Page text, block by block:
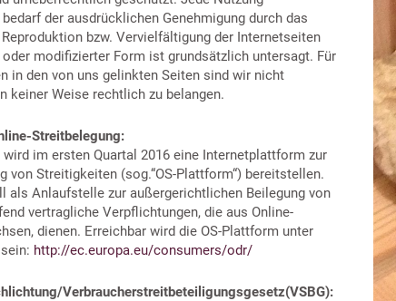
der ausdrücklichen Genehmigung durch das
bzw. Vervielfältigung der Internetseiten
oder modifizierter Form ist grundsätzlich untersagt. Für
in den von uns gelinkten Seiten sind wir nicht
keiner Weise rechtlich zu belangen.
Streitbelegung:
im ersten Quartal 2016 eine Internetplattform zur
von Streitigkeiten (sog.“OS-Plattform“) bereitstellen.
als Anlaufstelle zur außergerichtlichen Beilegung von
vertragliche Verpflichtungen, die aus Online-
dienen. Erreichbar wird die OS-Plattform unter
http://ec.europa.eu/consumers/odr/
Verbraucherstreitbeteiligungsgesetz(VSBG):